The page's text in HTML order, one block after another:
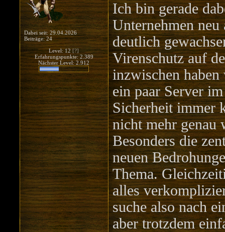
Dabei seit: 29.04.2026
Beiträge: 24
Level: 12[?]
Erfahrungspunkte: 2.389
Nächster Level: 2.912
Ich bin gerade
Unternehmen
deutlich
Virenschutz auf
inzwischen haben
ein paar Server
Sicherheit immer
nicht mehr genau
Besonders die
neuen
Thema.
alles
suche also nach
aber trotzdem